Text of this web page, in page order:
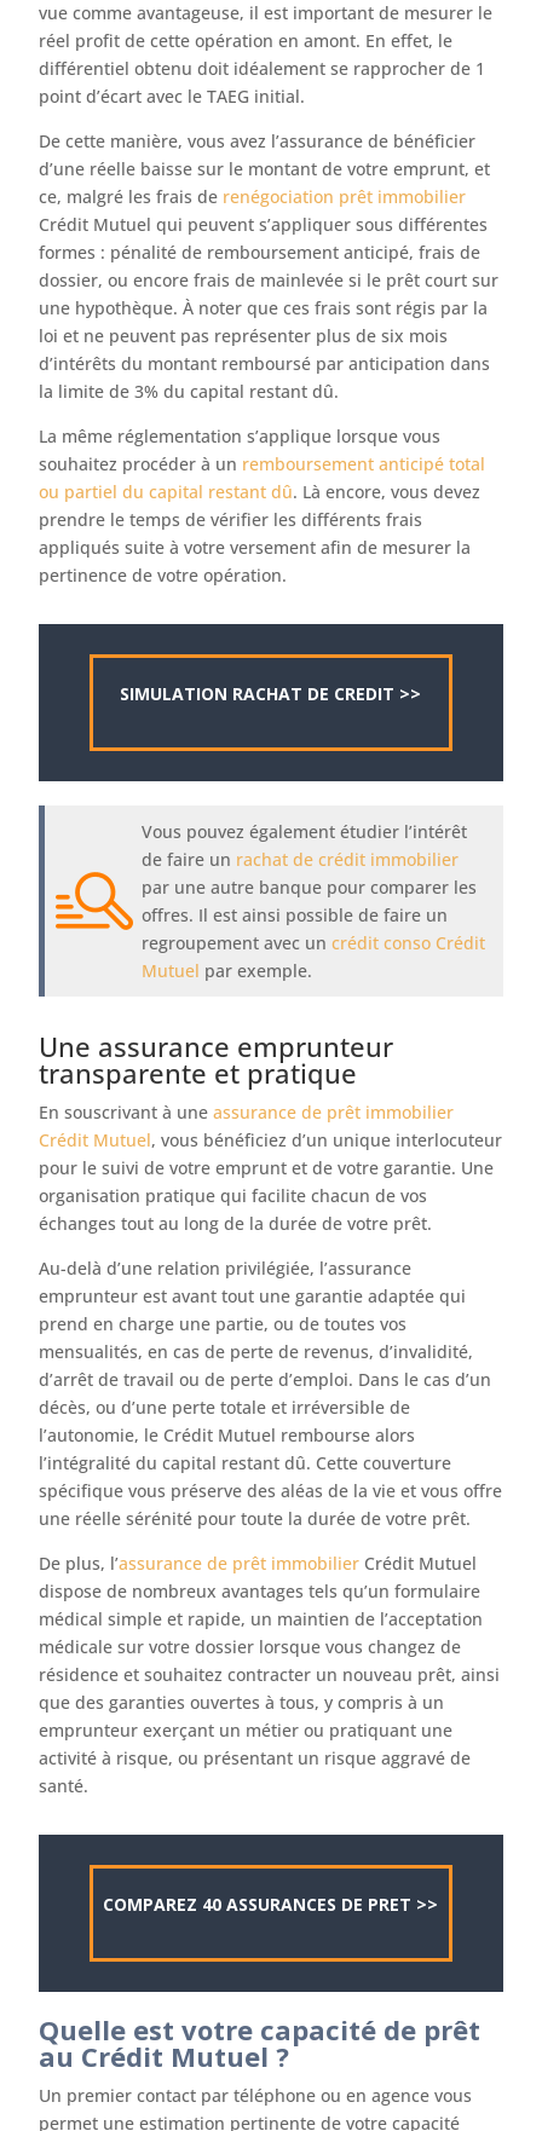
vue comme avantageuse, il est important de mesurer le
réel profit de cette opération en amont. En effet, le
différentiel obtenu doit idéalement se rapprocher de 1
point d’écart avec le TAEG initial.
De cette manière, vous avez l’assurance de bénéficier
d’une réelle baisse sur le montant de votre emprunt, et
ce, malgré les frais de renégociation prêt immobilier
Crédit Mutuel qui peuvent s’appliquer sous différentes
formes : pénalité de remboursement anticipé, frais de
dossier, ou encore frais de mainlevée si le prêt court sur
une hypothèque. À noter que ces frais sont régis par la
loi et ne peuvent pas représenter plus de six mois
d’intérêts du montant remboursé par anticipation dans
la limite de 3% du capital restant dû.
La même réglementation s’applique lorsque vous
souhaitez procéder à un remboursement anticipé total
ou partiel du capital restant dû. Là encore, vous devez
prendre le temps de vérifier les différents frais
appliqués suite à votre versement afin de mesurer la
pertinence de votre opération.
SIMULATION RACHAT DE CREDIT >>
Vous pouvez également étudier l’intérêt
de faire un rachat de crédit immobilier
par une autre banque pour comparer les
offres. Il est ainsi possible de faire un
regroupement avec uncrédit conso Crédit
Mutuel par exemple.
Une assurance emprunteur
transparente et pratique
En souscrivant à uneassurance de prêt immobilier
Crédit Mutuel, vous bénéficiez d’un unique interlocuteur
pour le suivi de votre emprunt et de votre garantie. Une
organisation pratique qui facilite chacun de vos
échanges tout au long de la durée de votre prêt.
Au-delà d’une relation privilégiée, l’assurance
emprunteur est avant tout une garantie adaptée qui
prend en charge une partie, ou de toutes vos
mensualités, en cas de perte de revenus, d’invalidité,
d’arrêt de travail ou de perte d’emploi. Dans le cas d’un
décès, ou d’une perte totale et irréversible de
l’autonomie, le Crédit Mutuel rembourse alors
l’intégralité du capital restant dû. Cette couverture
spécifique vous préserve des aléas de la vie et vous offre
une réelle sérénité pour toute la durée de votre prêt.
De plus, l’assurance de prêt immobilier Crédit Mutuel
dispose de nombreux avantages tels qu’un formulaire
médical simple et rapide, un maintien de l’acceptation
médicale sur votre dossier lorsque vous changez de
résidence et souhaitez contracter un nouveau prêt, ainsi
que des garanties ouvertes à tous, y compris à un
emprunteur exerçant un métier ou pratiquant une
activité à risque, ou présentant un risque aggravé de
santé.
COMPAREZ 40 ASSURANCES DE PRET >>
Quelle est votre capacité de prêt
au Crédit Mutuel ?
Un premier contact par téléphone ou en agence vous
permet une estimation pertinente de votre capacité